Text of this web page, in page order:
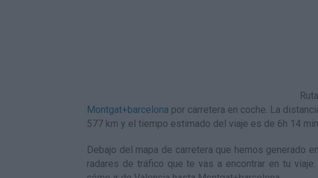
Montgat+barcelona por carretera en coche. La
577 km y el tiempo estimado del viaje es de 6h 14
Debajo del mapa de carretera que hemos generado
radares de tráfico que te vas a encontrar en tu